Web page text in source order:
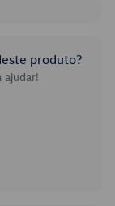
produto?
ajudar!